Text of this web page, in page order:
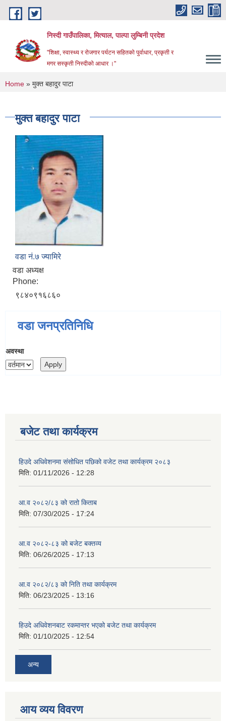
Skip to main content
निस्दी गाउँपालिका, मित्याल, पाल्पा लुम्बिनी प्रदेश
"शिक्षा, स्वास्थ्य र रोजगार पर्यटन सहितको पुर्वाधार, प्रकृती र
मगर सस्कृती निस्दीको आधार ।"
You are here
Home » मुक्त बहादुर पाटा
मुक्त बहादुर पाटा
वडा नं.७ ज्यामिरे
वडा अध्यक्ष
Phone:
९८४०९१६८६०
वडा जनप्रतिनिधि
अवस्था
बजेट तथा कार्यक्रम
हिउदे अधिवेशनमा संसोधित पछिको वजेट तथा कार्यक्रम २०८३
मिति: 01/11/2026 - 12:28
आ.व २०८२/८३ को रातो किताब
मिति: 07/30/2025 - 17:24
आ.व २०८२-८३ को बजेट बक्तव्य
मिति: 06/26/2025 - 17:13
आ.व २०८२/८३ को निति तथा कार्यक्रम
मिति: 06/23/2025 - 13:16
हिउदे अधिवेशनबाट रकमान्तर भएको बजेट तथा कार्यक्रम
मिति: 01/10/2025 - 12:54
अन्य
आय व्यय विवरण